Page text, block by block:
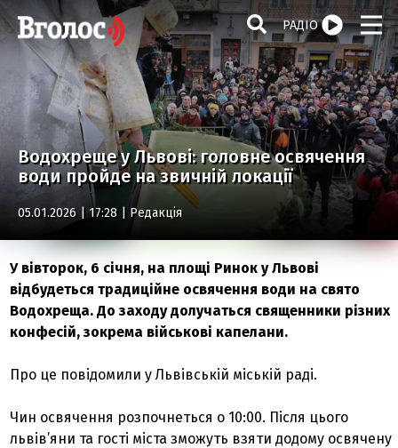
РАДІО
Водохреще у Львові: головне освячення
води пройде на звичній локації
05.01.2026 | 17:28 | Редакція
У вівторок, 6 січня, на площі Ринок у Львові
відбудеться традиційне освячення води на свято
Водохреща. До заходу долучаться священники різних
конфесій, зокрема військові капелани.
Про це повідомили у Львівській міській раді.
Чин освячення розпочнеться о 10:00. Після цього
львів’яни та гості міста зможуть взяти додому освячену